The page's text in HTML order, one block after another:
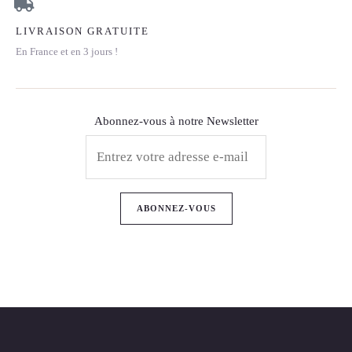
LIVRAISON GRATUITE
En France et en 3 jours !
Abonnez-vous à notre Newsletter